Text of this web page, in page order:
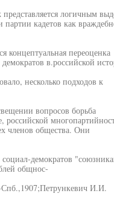
логичным
кадетов как
концептуальная переоценка
в.российской
несколько подходов к
вопросов борьба
российской
членов общества. Они
демократов
общнос-
И.И.